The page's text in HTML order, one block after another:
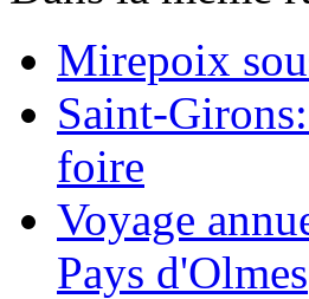
Mirepoix
Saint-
foire
Voyage
Pays d'Olmes